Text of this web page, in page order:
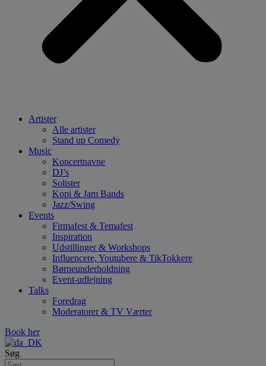
Artister
Alle artister
Stand up Comedy
Music
Koncertnavne
DJ’s
Solister
Kopi & Jam Bands
Jazz/Swing
Events
Firmafest & Temafest
Inspiration
Udstillinger & Workshops
Influencere, Youtubere & TikTokkere
Børneunderholdning
Event-udlejning
Talks
Foredrag
Moderatorer & TV Værter
Book her
Søg